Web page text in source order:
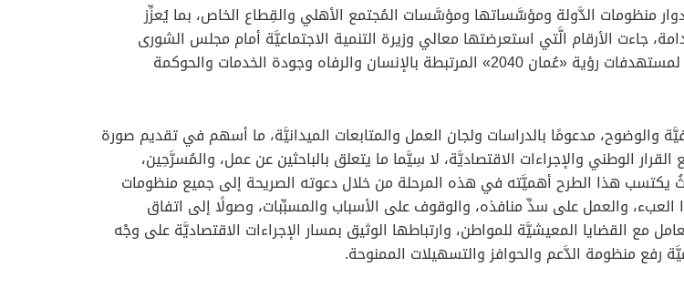
منظومات الدَّولة ومؤسَّساتها ومؤسَّسات المُجتمع الأهلي والقِطاع الخاص، بما يُعزِّز
جاءت الأرقام الَّتي استعرضتها معالي وزيرة التنمية الاجتماعيَّة أمام مجلس الشورى
لِتعكسَ قراءة دقيقة لواقع الجهد الوطني، وتجسِّد مسار التنفيذ العملي لمستهدفات رؤية «عُمان 2040» المرتبطة بالإنسان والرفاه وجودة الخدمات والحوكمة
والوضوح، مدعومًا بالدراسات ولجان العمل والمتابعات الميدانيَّة، ما أسهم في تقديم صورة
الوطني والإجراءات الاقتصاديَّة، لا سِيَّما ما يتعلق بالباحثين عن عمل، والمُسرَّحِين،
يكتسب هذا الطرح أهميَّته في هذه المرحلة من خلال دعوته الصريحة إلى جميع منظومات
والعمل على سدِّ منافذه، والوقوف على الأسباب والمسبِّبات، وصولًا إلى اتفاق
القضايا المعيشيَّة للمواطن، وارتباطها الوثيق بمسار الإجراءات الاقتصاديَّة على وجْه
رفع منظومة الدَّعم والحوافز والتسهيلات الممنوحة.